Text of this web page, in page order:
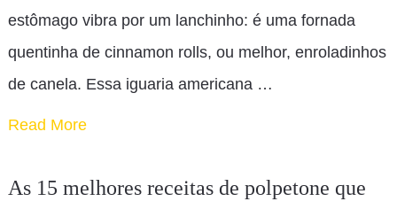
estômago vibra por um lanchinho: é uma fornada
quentinha de cinnamon rolls, ou melhor, enroladinhos
de canela. Essa iguaria americana …
Read More
As 15 melhores receitas de polpetone que